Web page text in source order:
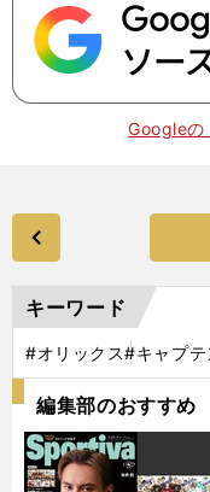
Googleの
キーワード
#オリックス#キャプテ
編集部のおすすめ